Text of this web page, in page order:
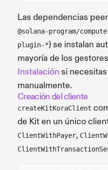
Las dependencias
@solana-program/
plugin-*) se instalan
mayoría de los
Instalación si
manualmente.
Creación del cliente
createKitKoraClient
de Kit en un único
ClientWithPayer,